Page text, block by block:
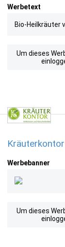
Werbetext
Bio-Heilkräuter
Um dieses
Werbebanner
Um dieses